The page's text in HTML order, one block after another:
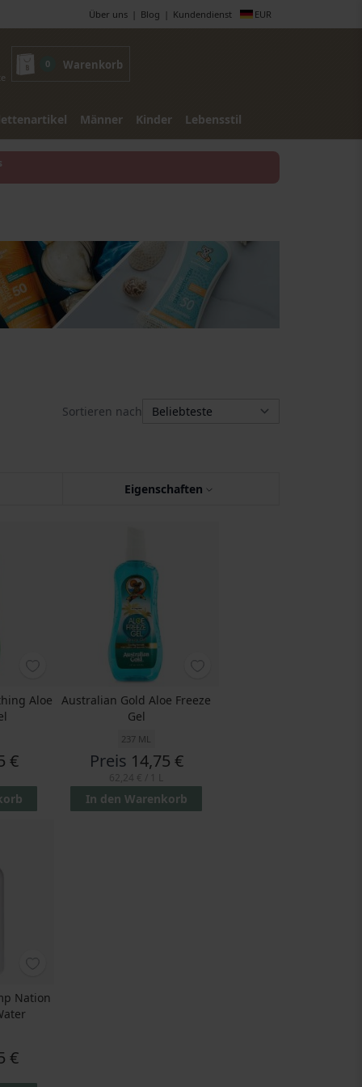
EUR
Über uns Blog Kundendienst
0 Warenkorb
Männer Kinder Lebensstil
Sortieren nach
Eigenschaften
Aloe
€
Australian Gold Aloe Freeze
Gel
237 ML
Preis 14,75 €
In den Warenkorb
Nation
€